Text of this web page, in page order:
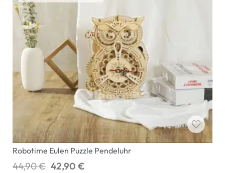
Robotime Eulen Puzzle Pendeluhr
44,90€ 42,90 €